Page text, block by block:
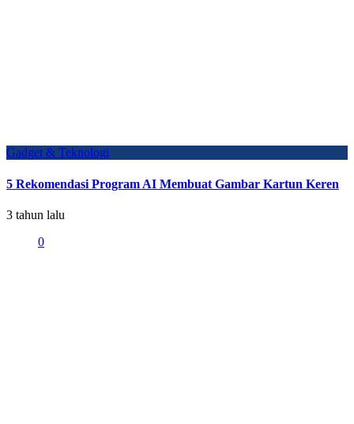
Gadget & Teknologi
5 Rekomendasi Program AI Membuat Gambar Kartun Keren
3 tahun lalu
0